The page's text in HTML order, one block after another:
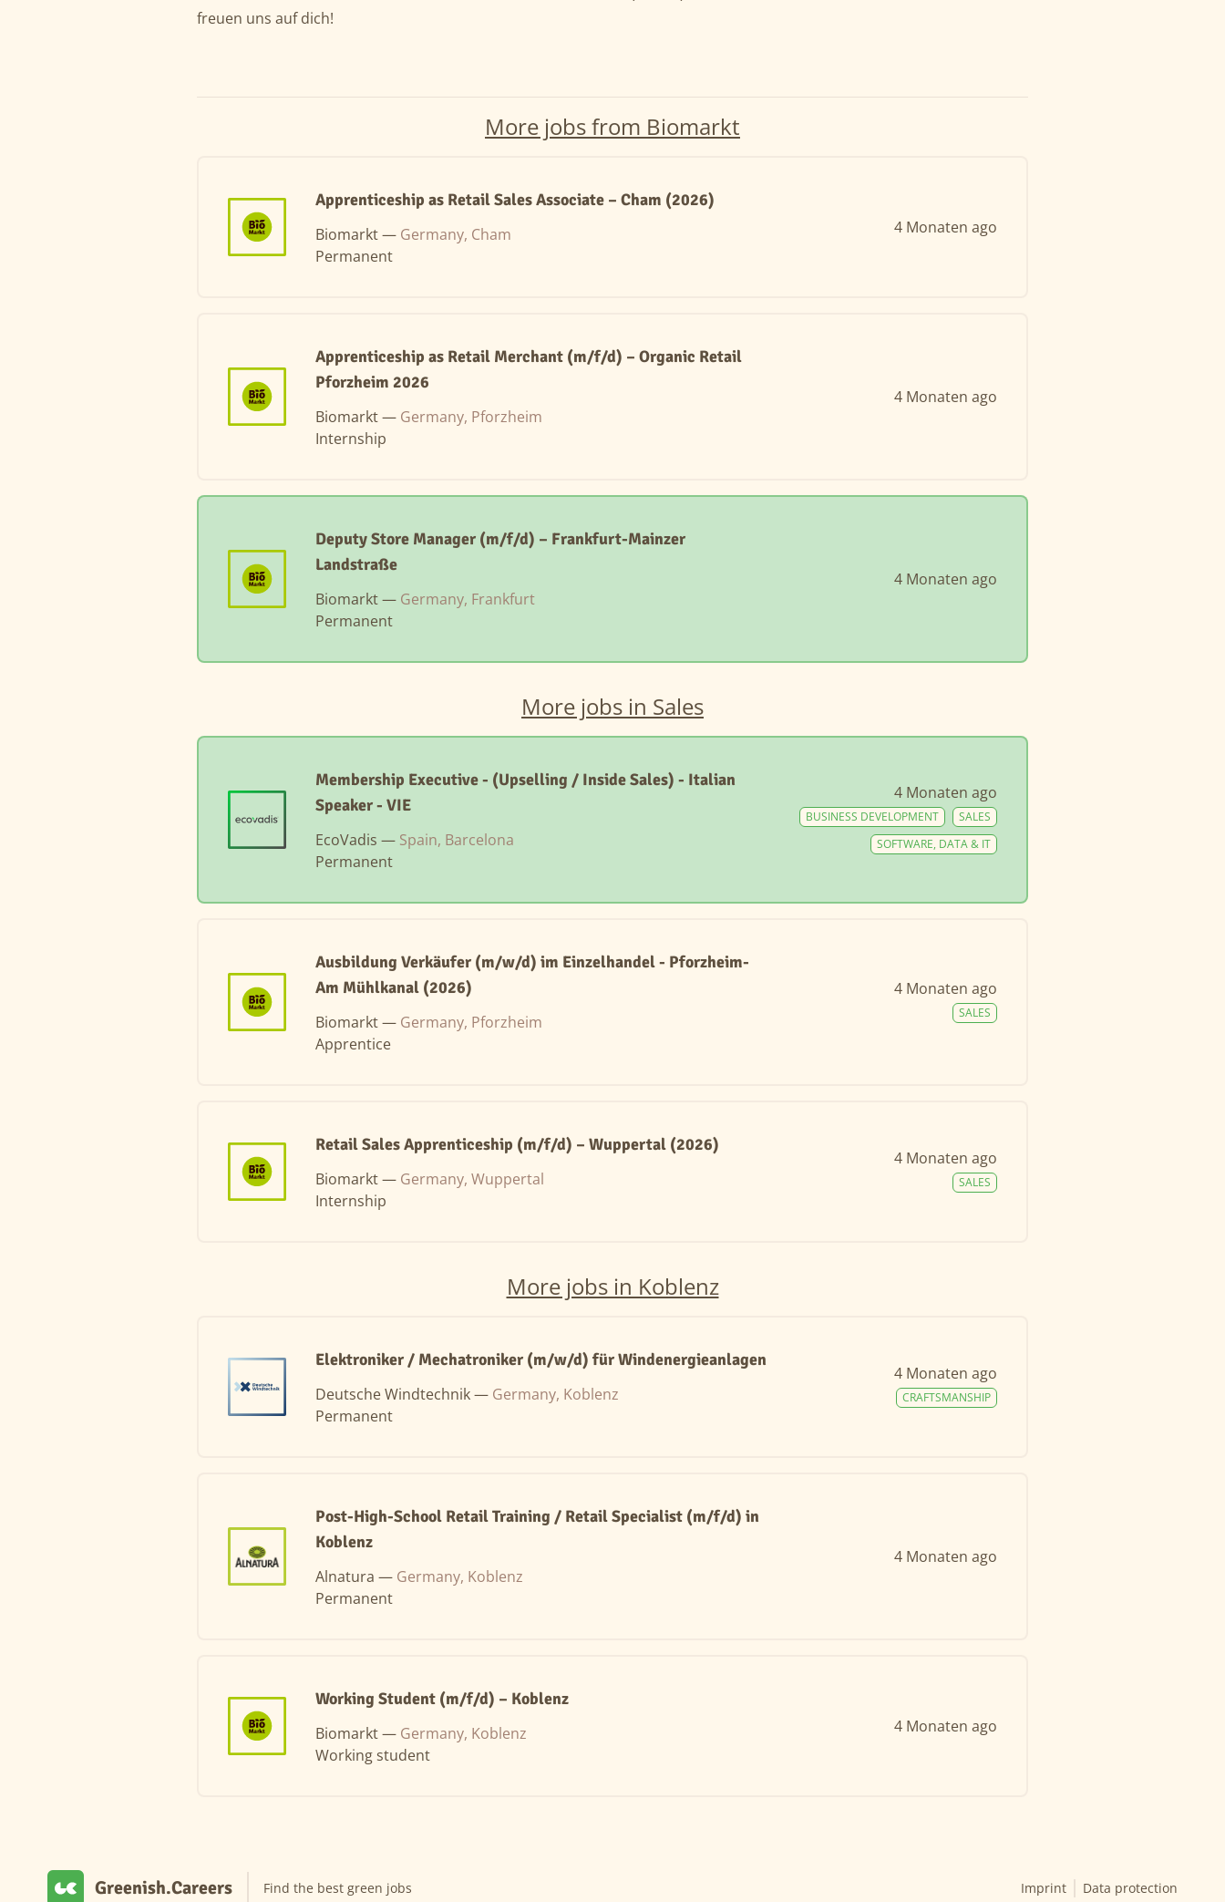
freuen uns auf dich!
More jobs from Biomarkt
Apprenticeship as Retail Sales Associate – Cham (2026)
Biomarkt — Germany, Cham
Permanent
4 Monaten ago
Apprenticeship as Retail Merchant (m/f/d) – Organic Retail
Pforzheim 2026
Biomarkt — Germany, Pforzheim
Internship
4 Monaten ago
Deputy Store Manager (m/f/d) – Frankfurt-Mainzer
Landstraße
Biomarkt — Germany, Frankfurt
Permanent
4 Monaten ago
More jobs in Sales
Membership Executive - (Upselling / Inside Sales) - Italian
Speaker - VIE
EcoVadis — Spain, Barcelona
Permanent
4 Monaten ago
SALES
BUSINESS DEVELOPMENT
SOFTWARE, DATA & IT
Ausbildung Verkäufer (m/w/d) im Einzelhandel - Pforzheim-
Am Mühlkanal (2026)
Biomarkt — Germany, Pforzheim
Apprentice
4 Monaten ago
SALES
Retail Sales Apprenticeship (m/f/d) – Wuppertal (2026)
Biomarkt — Germany, Wuppertal
Internship
4 Monaten ago
SALES
More jobs in Koblenz
Elektroniker / Mechatroniker (m/w/d) für Windenergieanlagen
Deutsche Windtechnik — Germany, Koblenz
Permanent
4 Monaten ago
CRAFTSMANSHIP
Post-High-School Retail Training / Retail Specialist (m/f/d) in
Koblenz
Alnatura — Germany, Koblenz
Permanent
4 Monaten ago
Working Student (m/f/d) – Koblenz
Biomarkt — Germany, Koblenz
Working student
4 Monaten ago
Greenish.Careers Find the best green jobs Imprint Data protection